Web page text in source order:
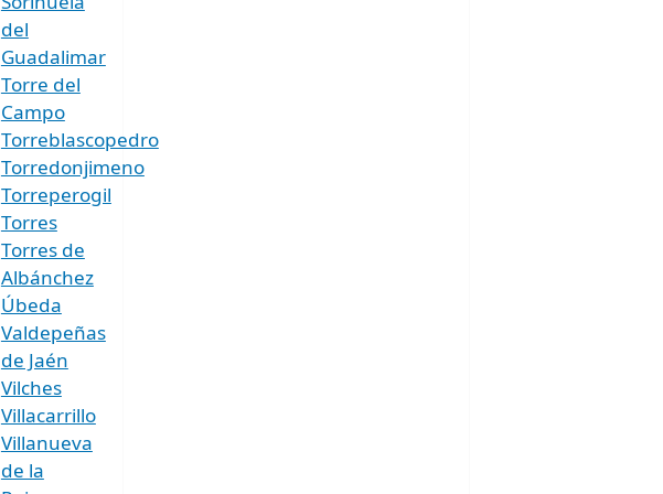
del
Guadalimar
Torre del
Campo
Torreblascopedro
Torredonjimeno
Torreperogil
Torres
Torres de
Albánchez
Úbeda
Valdepeñas
de Jaén
Vilches
Villacarrillo
Villanueva
de la